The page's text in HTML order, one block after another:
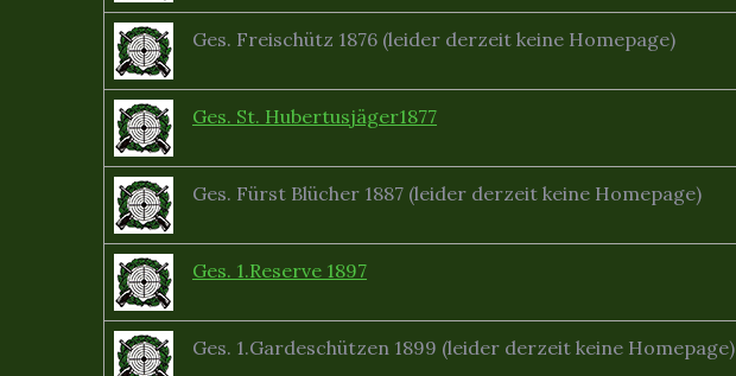
Ges. Freischütz 1876 (leider derzeit keine Homepage)
Ges. St. Hubertusjäger1877
Ges. Fürst Blücher 1887 (leider derzeit keine Homepage)
Ges. 1.Reserve 1897
Ges. 1.Gardeschützen 1899 (leider derzeit keine Homepage)